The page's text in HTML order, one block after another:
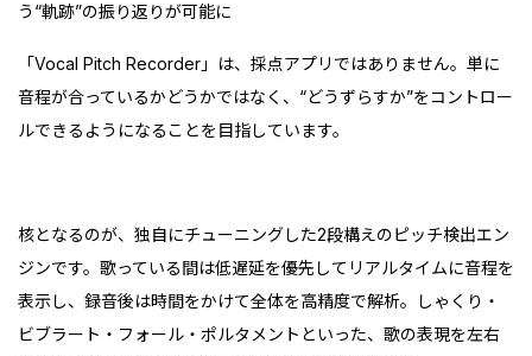
う“軌跡”の振り返りが可能に
「Vocal Pitch Recorder」は、採点アプリではありません。単に
音程が合っているかどうかではなく、“どうずらすか”をコントロー
ルできるようになることを目指しています。
核となるのが、独自にチューニングした2段構えのピッチ検出エン
ジンです。歌っている間は低遅延を優先してリアルタイムに音程を
表示し、録音後は時間をかけて全体を高精度で解析。しゃくり・
ビブラート・フォール・ポルタメントといった、歌の表現を左右